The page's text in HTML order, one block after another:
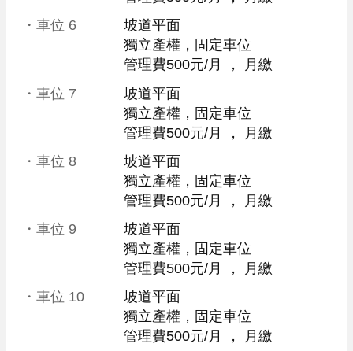
・車位 6
坡道平面
獨立產權，固定車位
管理費500元/月
，
月繳
・車位 7
坡道平面
獨立產權，固定車位
管理費500元/月
，
月繳
・車位 8
坡道平面
獨立產權，固定車位
管理費500元/月
，
月繳
・車位 9
坡道平面
獨立產權，固定車位
管理費500元/月
，
月繳
・車位 10
坡道平面
獨立產權，固定車位
管理費500元/月
，
月繳